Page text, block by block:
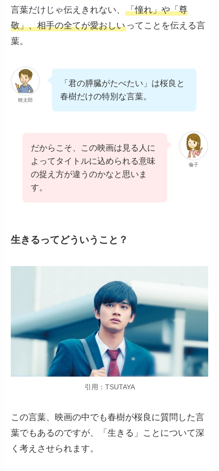
言葉だけじゃ伝えきれない、「憧れ」や「尊
敬」、相手の全てが愛おしいってことを伝える言
葉。
映太郎
「君の膵臓がたべたい」は桜良と
春樹だけの特別な言葉。
倫子
だからこそ、この映画は見る人に
よってタイトルに込められる意味
の捉え方が違うのかなと思いま
す。
生きるってどういうこと？
引用：TSUTAYA
この言葉、映画の中でも春樹が桜良に質問した言
葉でもあるのですが、「生きる」ことについて深
く考えさせられます。